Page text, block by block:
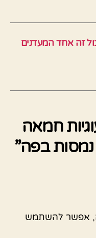
זה אחד המעדנים
חמאה
בפה”
אפשר להשתמש